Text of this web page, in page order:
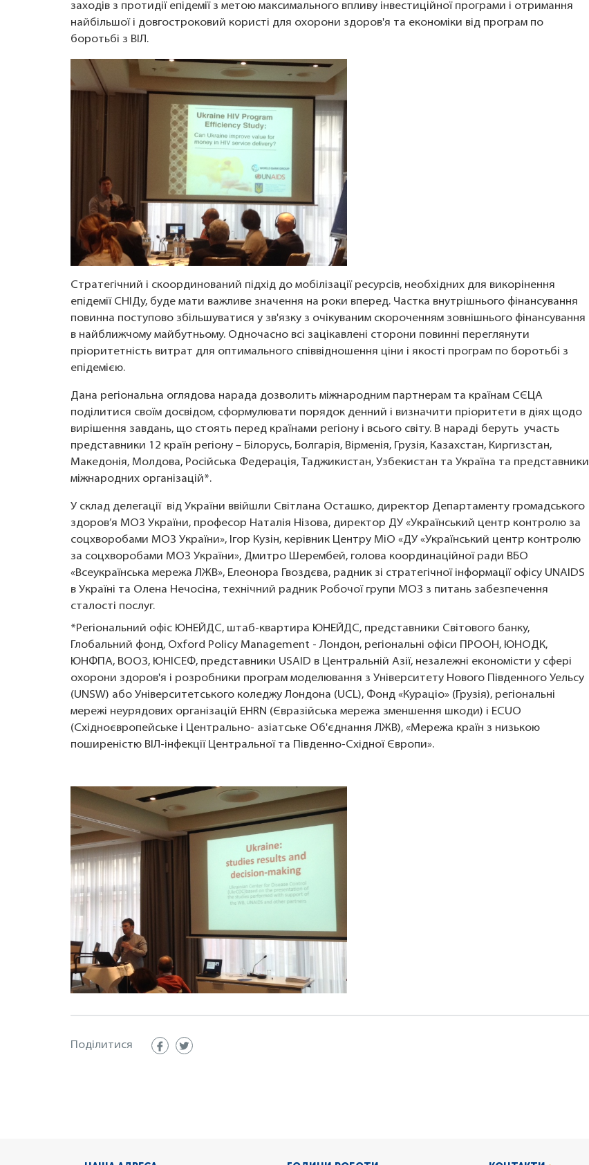
заходів з протидії епідемії з метою максимального впливу інвестиційної програми і отримання
найбільшої і довгостроковий користі для охорони здоров'я та економіки від програм по
боротьбі з ВІЛ.
Стратегічний і скоординований підхід до мобілізації ресурсів, необхідних для викорінення
епідемії СНІДу, буде мати важливе значення на роки вперед. Частка внутрішнього фінансування
повинна поступово збільшуватися у зв'язку з очікуваним скороченням зовнішнього фінансування
в найближчому майбутньому. Одночасно всі зацікавлені сторони повинні переглянути
пріоритетність витрат для оптимального співвідношення ціни і якості програм по боротьбі з
епідемією.
Дана регіональна оглядова нарада дозволить міжнародним партнерам та країнам СЄЦА
поділитися своїм досвідом, сформулювати порядок денний і визначити пріоритети в діях щодо
вирішення завдань, що стоять перед країнами регіону і всього світу. В нараді беруть участь
представники 12 країн регіону – Білорусь, Болгарія, Вірменія, Грузія, Казахстан, Киргизстан,
Македонія, Молдова, Російська Федерація, Таджикистан, Узбекистан та Україна та представники
міжнародних організацій*.
У склад делегації від України ввійшли Світлана Осташко, директор Департаменту громадського
здоров’я МОЗ України, професор Наталія Нізова, директор ДУ «Український центр контролю за
соцхворобами МОЗ України», Ігор Кузін, керівник Центру МіО «ДУ «Український центр контролю
за соцхворобами МОЗ України», Дмитро Шерембей, голова координаційної ради ВБО
«Всеукраїнська мережа ЛЖВ», Елеонора Гвоздєва, радник зі стратегічної інформації офісу UNAIDS
в Україні та Олена Нечосіна, технічний радник Робочої групи МОЗ з питань забезпечення
сталості послуг.
*Регіональний офіс ЮНЕЙДС, штаб-квартира ЮНЕЙДС, представники Світового банку,
Глобальний фонд, Oxford Policy Management - Лондон, регіональні офіси ПРООН, ЮНОДК,
ЮНФПА, ВООЗ, ЮНІСЕФ, представники USAID в Центральній Азії, незалежні економісти у сфері
охорони здоров'я і розробники програм моделювання з Університету Нового Південного Уельсу
(UNSW) або Університетського коледжу Лондона (UCL), Фонд «Кураціо» (Грузія), регіональні
мережі неурядових організацій EHRN (Євразійська мережа зменшення шкоди) і ECUO
(Східноєвропейське і Центрально- азіатське Об'єднання ЛЖВ), «Мережа країн з низькою
поширеністю ВІЛ-інфекції Центральної та Південно-Східної Європи».
Поділитися